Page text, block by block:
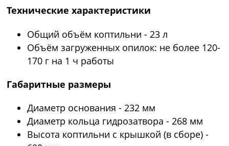
Технические характеристики
Общий объём коптильни - 23 л
Объём загруженных опилок: не более 120-
170 г на 1 ч работы
Габаритные размеры
Диаметр основания - 232 мм
Диаметр кольца гидрозатвора - 268 мм
Высота коптильни с крышкой (в сборе) -